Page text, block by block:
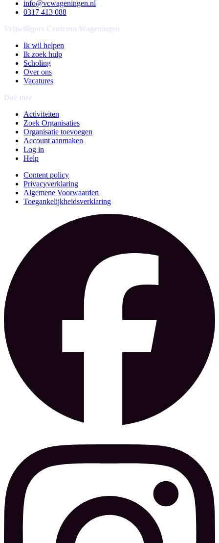
info@vcwageningen.nl
0317 413 088
Vrijwilligers Centrum Wageningen
Ik wil helpen
Ik zoek hulp
Scholing
Over ons
Vacatures
Doe mee
Activiteiten
Zoek Organisaties
Organisatie toevoegen
Account aanmaken
Log in
Help
Content policy
Privacyverklaring
Algemene Voorwaarden
Toegankelijkheidsverklaring